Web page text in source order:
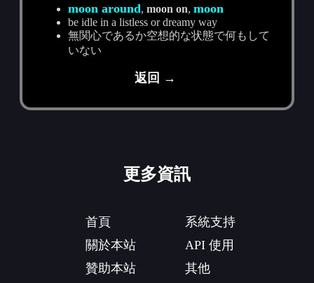
moon around,moon on,moon
be idle in a listless or dreamy way
無関心であるか空想的な状態で何もして
いない
返回 →
更多資訊
首頁
關於本站
贊助本站
系統支持
API 使用
其他